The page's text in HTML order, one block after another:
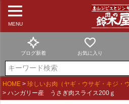
MENU
ブログ新着 お気に入り
HOME 珍しいお肉（ヤギ・ウサギ・キジ・
ハンガリー産 うさぎ肉スライス200ｇ